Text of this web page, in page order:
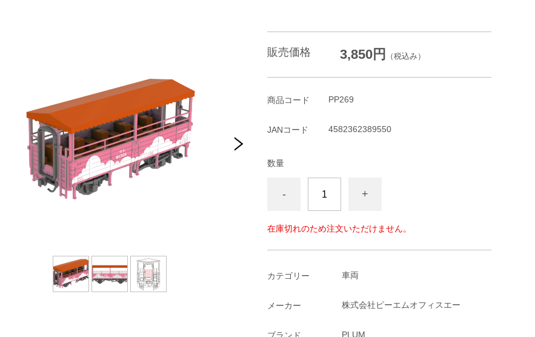
販売価格 3,850円 （税込み）
商品コード PP269
JANコード 4582362389550
数量
- +
在庫切れのため注文いただけません。
カテゴリー 車両
メーカー 株式会社ピーエムオフィスエー
PLUM